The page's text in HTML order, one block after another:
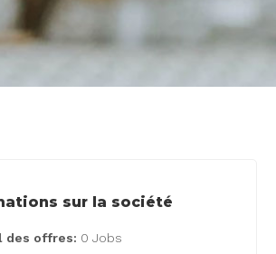
sur la société
des offres: 0 Jobs